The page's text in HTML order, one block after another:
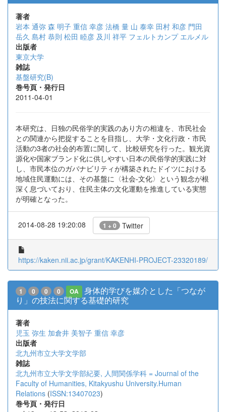
著者
岩本 通弥 森 明子 重信 幸彦 法橋 量 山 泰幸 田村 和彦 門田
岳久 島村 恭則 松田 睦彦 及川 祥平 フェルトカンプ エルメル
出版者
東京大学
雑誌
基盤研究(B)
巻号頁・発行日
2011-04-01
本研究は、日独の民俗学的実践のあり方の相違を、市民社会
との関連から把捉することを目指し、大学・文化行政・市民
活動の3者の社会的布置に関して、比較研究を行った。観光資
源化や国家ブランド化に供しやすい日本の民俗学的実践に対
し、市民本位のガバナビリティが構築されたドイツにおける
地域住民運動には、その基盤に〈社会-文化〉という観念が根
深く息づいており、住民主体の文化運動を推進している実態
が明確となった。
2014-08-28 19:20:08 1 + 0 Twitter
https://kaken.nii.ac.jp/grant/KAKENHI-PROJECT-23320189/
1 0 0 0 OA
身体的学びを媒介とした「つなが
り」の技法に関する基礎的研究
著者
児玉 弥生 加倉井 美智子 重信 幸彦
出版者
北九州市立大学文学部
雑誌
北九州市立大学文学部紀要, 人間関係学科 = Journal of the
Faculty of Humanities, Kitakyushu University.Human
Relations (ISSN:13407023)
巻号頁・発行日